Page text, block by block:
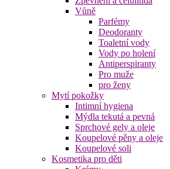
Vůně
Parfémy
Deodoranty
Toaletní vody
Vody po holení
Antiperspiranty
Pro muže
pro ženy
Mytí pokožky
Intimní hygiena
Mýdla tekutá a pevná
Sprchové gely a oleje
Koupelové pěny a oleje
Koupelové soli
Kosmetika pro děti